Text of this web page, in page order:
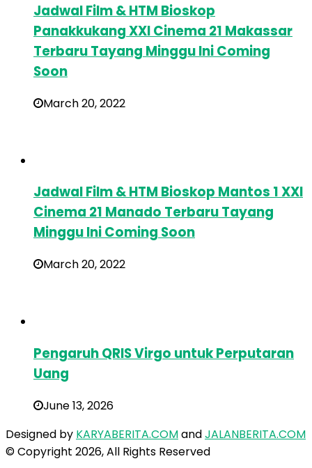
Jadwal Film & HTM Bioskop
Panakkukang XXI Cinema 21 Makassar
Terbaru Tayang Minggu Ini Coming
Soon
March 20, 2022
Jadwal Film & HTM Bioskop Mantos 1 XXI
Cinema 21 Manado Terbaru Tayang
Minggu Ini Coming Soon
March 20, 2022
Pengaruh QRIS Virgo untuk Perputaran
Uang
June 13, 2026
Designed by KARYABERITA.COMandJALANBERITA.COM
© Copyright 2026, All Rights Reserved